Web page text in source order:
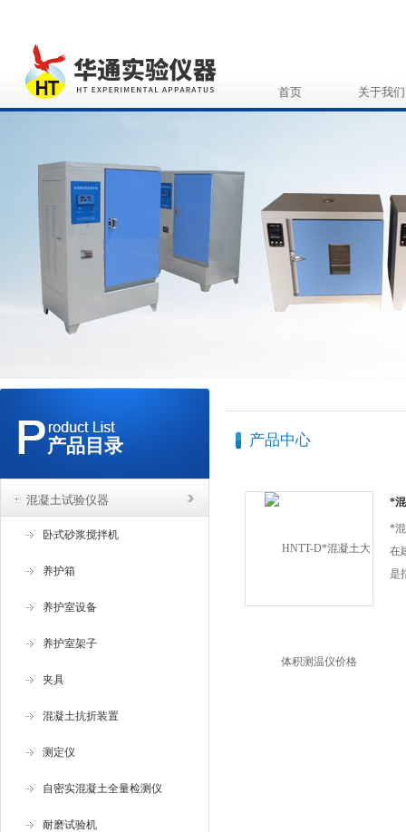
首页 关于我们
产品目录
混凝土试验仪器
卧式砂浆搅拌机
养护箱
养护室设备
养护室架子
夹具
混凝土抗折装置
测定仪
自密实混凝土全量检测仪
耐磨试验机
产品中心
*
*
在
是